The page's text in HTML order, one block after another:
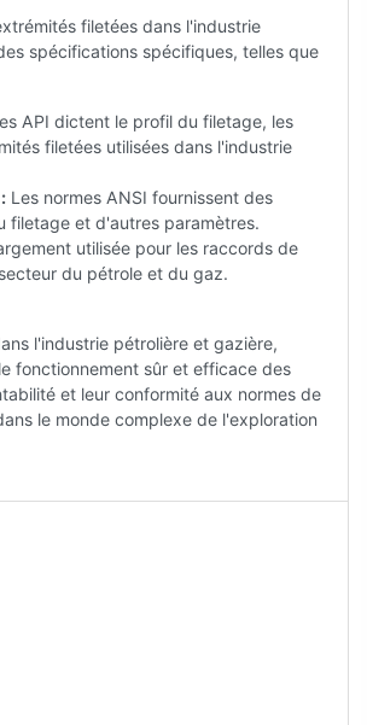
filetées dans l'industrie
spécifications spécifiques, telles que
API dictent le profil du filetage, les
filetées utilisées dans l'industrie
Les normes ANSI fournissent des
filetage et d'autres paramètres.
utilisée pour les raccords de
du pétrole et du gaz.
l'industrie pétrolière et gazière,
fonctionnement sûr et efficace des
et leur conformité aux normes de
le monde complexe de l'exploration